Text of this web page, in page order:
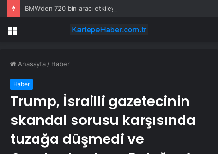
BMW’den 720 bin aracı etkileyen yangın riski geri çağrısı
Menü
Anasayfa / Haber
Haber
Trump, İsrailli gazetecinin
skandal sorusu karşısında
tuzağa düşmedi ve